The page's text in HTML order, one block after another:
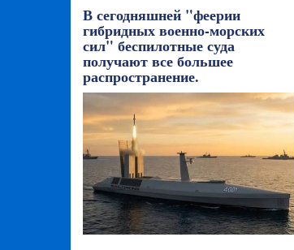
В сегодняшней "феерии
гибридных военно-морских
сил" беспилотные суда
получают все большее
распространение.